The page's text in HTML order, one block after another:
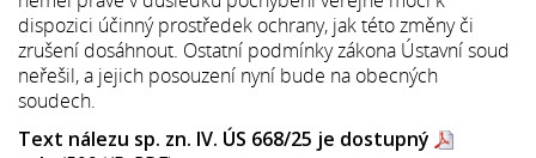
dispozici účinný prostředek ochrany, jak této změny či
zrušení dosáhnout. Ostatní podmínky zákona Ústavní soud
neřešil, a jejich posouzení nyní bude na obecných
soudech.
Text nálezu sp. zn. IV. ÚS 668/25 je dostupný